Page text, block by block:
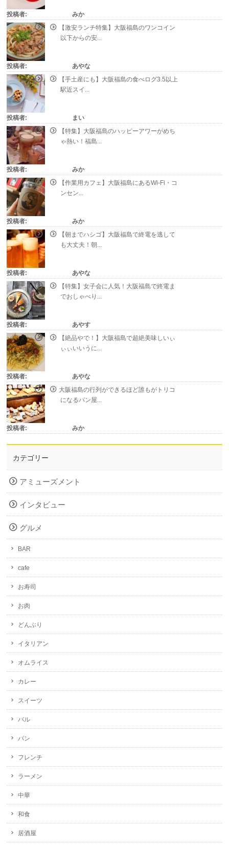
投稿者:
みか
【激安ランチ特集】大阪福島のワンコイン
以下からの安...
投稿者:
あやな
【手土産にも】大阪福島の食べログ3.5以上
駅近スイ...
投稿者:
まい
【特集】大阪福島のハッピーアワーがめち
ゃ熱い！福島...
投稿者:
みか
【作業用カフェ】大阪福島にあるWi-Fi・コ
ンセン...
投稿者:
みか
【朝までハシゴ】大阪福島で終電を逃して
も大丈夫！朝...
投稿者:
あやな
【特集】女子会に人気！大阪福島で終電ま
でおしゃべり...
投稿者:
あやす
【絶品やで！】大阪福島で超絶美味しいぃ
ぃぃいいうに...
投稿者:
あやな
大阪福島の行列ができるほど誰もがトリコ
になるパン屋...
投稿者: みか
カテゴリー
アミューズメント
インタビュー
グルメ
BAR
cafe
お寿司
お肉
どんぶり
イタリアン
オムライス
カレー
スイーツ
バル
パン
フレンチ
ラーメン
中華
和食
居酒屋